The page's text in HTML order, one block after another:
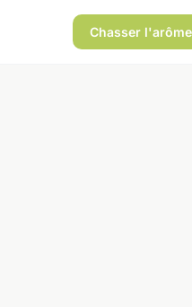
Chasser